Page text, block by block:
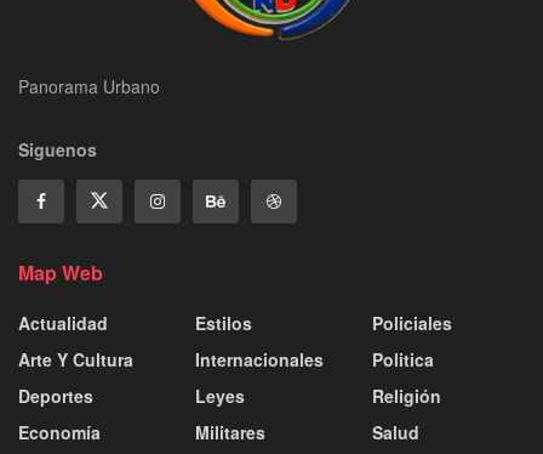
Panorama Urbano
Siguenos
Map Web
Actualidad
Arte Y Cultura
Deportes
Economía
Estilos
Internacionales
Leyes
Militares
Policiales
Politica
Religión
Salud